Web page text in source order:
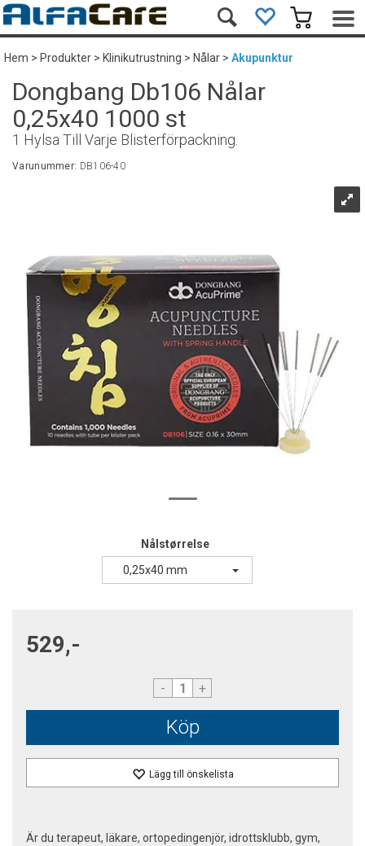
Hem>Produkter>Klinikutrustning>Nålar>Akupunktur
Dongbang Db106 Nålar
0,25x40 1000 st
1 Hylsa Till Varje Blisterförpackning.
Varunummer: DB106-40
Nålstørrelse
0,25x40 mm
529,-
- +
Köp
Lägg till önskelista
Är du terapeut, läkare, ortopedingenjör, idrottsklubb, gym,